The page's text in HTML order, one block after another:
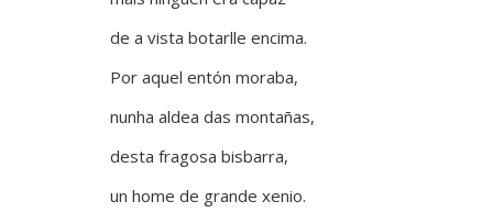
de a vista botarlle encima.
Por aquel entón moraba,
nunha aldea das montañas,
desta fragosa bisbarra,
un home de grande xenio.